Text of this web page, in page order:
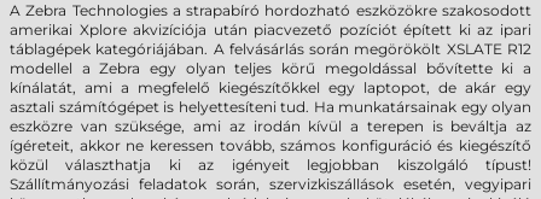
A Zebra Technologies a strapabíró hordozható eszközökre szakosodott
amerikai Xplore akvizíciója után piacvezető pozíciót épített ki az ipari
táblagépek kategóriájában. A felvásárlás során megörökölt XSLATE R12
modellel a Zebra egy olyan teljes körű megoldással bővítette ki a
kínálatát, ami a megfelelő kiegészítőkkel egy laptopot, de akár egy
asztali számítógépet is helyettesíteni tud. Ha munkatársainak egy olyan
eszközre van szüksége, ami az irodán kívül a terepen is beváltja az
ígéreteit, akkor ne keressen tovább, számos konfiguráció és kiegészítő
közül választhatja ki az igényeit legjobban kiszolgáló típust!
Szállítmányozási feladatok során, szervizkiszállások esetén, vegyipari